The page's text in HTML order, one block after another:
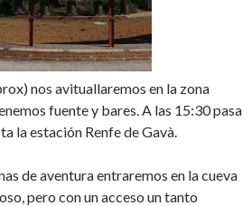
nos avituallaremos en la zona
fuente y bares. A las 15:30 pasa
la estación Renfe de Gavà.
de aventura entraremos en la cueva
pero con un acceso un tanto